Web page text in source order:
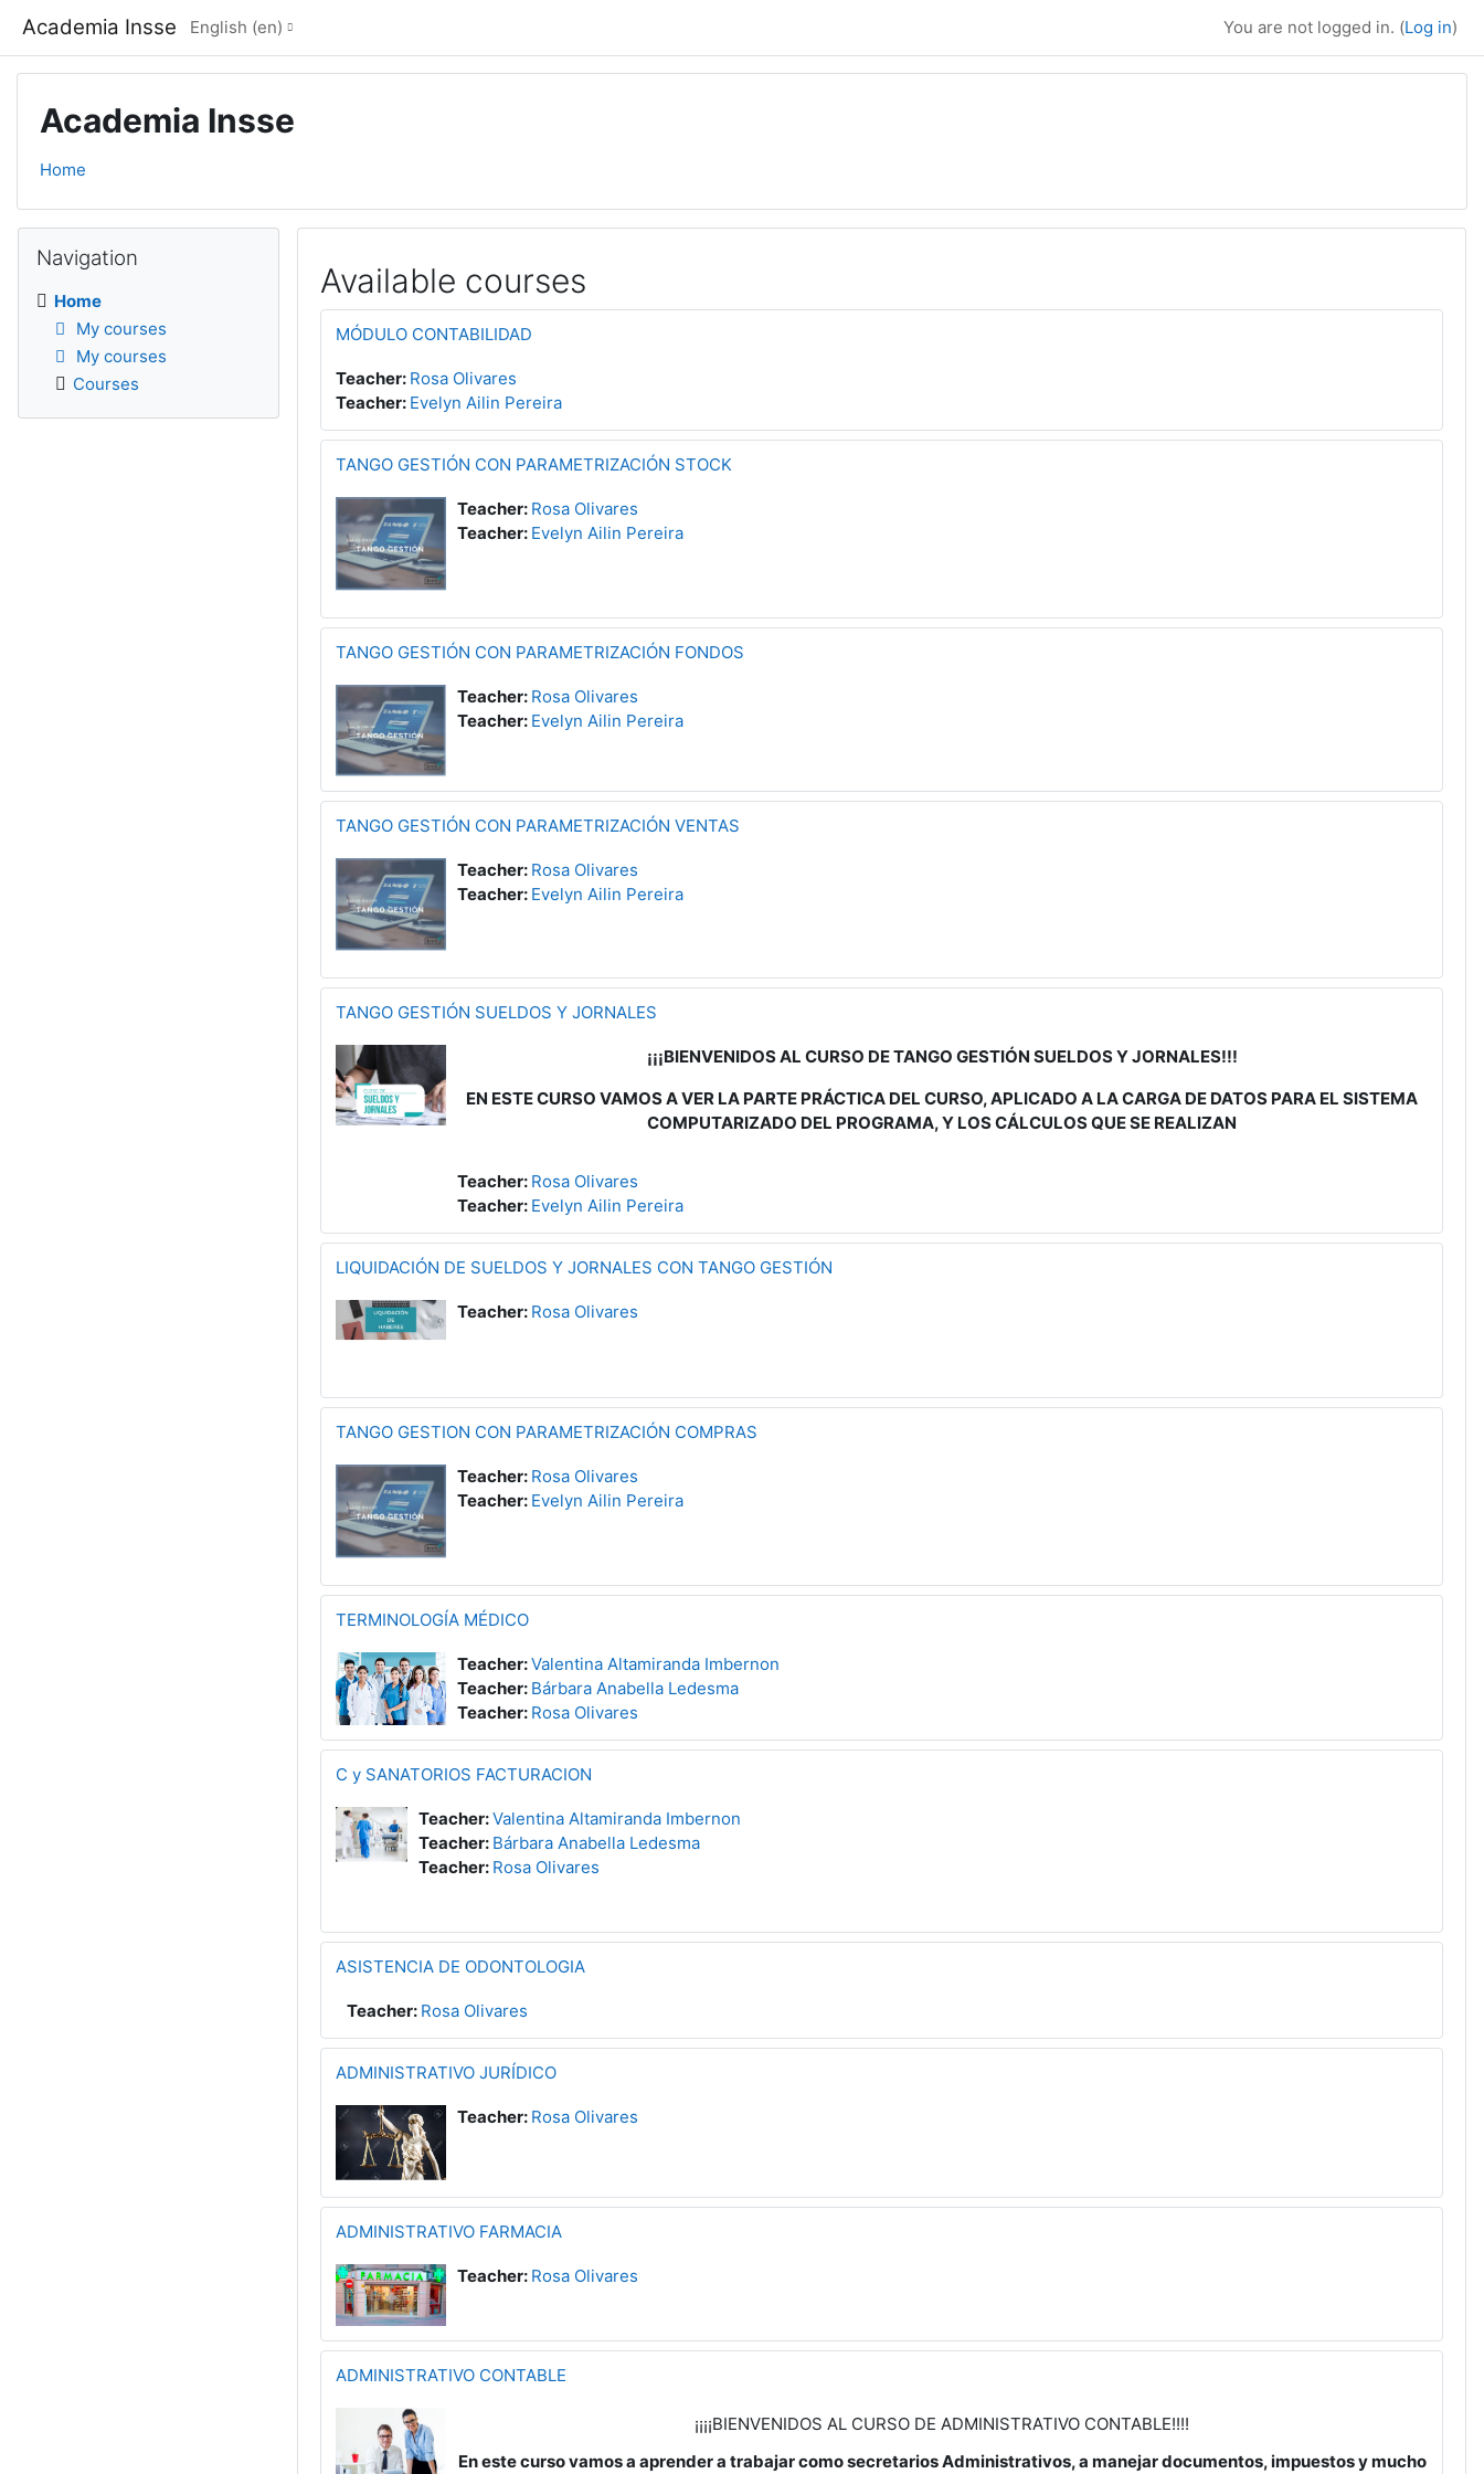
Academia Insse English ‎(en)‎ You are not logged in. (Log in)
Academia Insse
Home
Available courses
MÓDULO CONTABILIDAD
Teacher: Rosa Olivares
Teacher: Evelyn Ailin Pereira
TANGO GESTIÓN CON PARAMETRIZACIÓN STOCK
Teacher: Rosa Olivares
Teacher: Evelyn Ailin Pereira
TANGO GESTIÓN CON PARAMETRIZACIÓN FONDOS
Teacher: Rosa Olivares
Teacher: Evelyn Ailin Pereira
TANGO GESTIÓN CON PARAMETRIZACIÓN VENTAS
Teacher: Rosa Olivares
Teacher: Evelyn Ailin Pereira
TANGO GESTIÓN SUELDOS Y JORNALES
¡¡¡BIENVENIDOS AL CURSO DE TANGO GESTIÓN SUELDOS Y JORNALES!!!
EN ESTE CURSO VAMOS A VER LA PARTE PRÁCTICA DEL CURSO, APLICADO A LA CARGA DE DATOS PARA EL SISTEMA
COMPUTARIZADO DEL PROGRAMA, Y LOS CÁLCULOS QUE SE REALIZAN
Teacher: Rosa Olivares
Teacher: Evelyn Ailin Pereira
LIQUIDACIÓN DE SUELDOS Y JORNALES CON TANGO GESTIÓN
Teacher: Rosa Olivares
TANGO GESTION CON PARAMETRIZACIÓN COMPRAS
Teacher: Rosa Olivares
Teacher: Evelyn Ailin Pereira
TERMINOLOGÍA MÉDICO
Teacher:Valentina Altamiranda Imbernon
Teacher: Bárbara Anabella Ledesma
Teacher: Rosa Olivares
C y SANATORIOS FACTURACION
Teacher:Valentina Altamiranda Imbernon
Teacher: Bárbara Anabella Ledesma
Teacher: Rosa Olivares
ASISTENCIA DE ODONTOLOGIA
Teacher: Rosa Olivares
ADMINISTRATIVO JURÍDICO
Teacher: Rosa Olivares
ADMINISTRATIVO FARMACIA
Teacher: Rosa Olivares
ADMINISTRATIVO CONTABLE
¡¡¡¡BIENVENIDOS AL CURSO DE ADMINISTRATIVO CONTABLE!!!!
En este curso vamos a aprender a trabajar como secretarios Administrativos, a manejar documentos, impuestos y mucho
Blocks
Navigation
Home
My courses
My courses
Courses